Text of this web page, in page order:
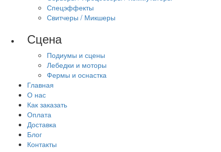
Спецэффекты
Свитчеры / Микшеры
Сцена
Подиумы и сцены
Лебедки и моторы
Фермы и оснастка
Главная
О нас
Как заказать
Оплата
Доставка
Блог
Контакты